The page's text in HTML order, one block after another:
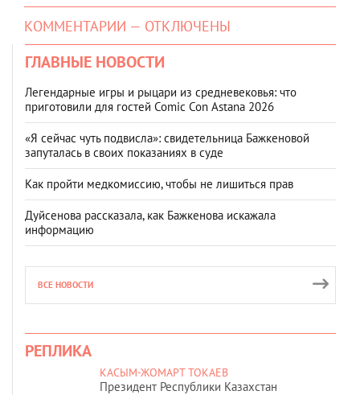
КОММЕНТАРИИ — ОТКЛЮЧЕНЫ
ГЛАВНЫЕ НОВОСТИ
Легендарные игры и рыцари из средневековья: что
приготовили для гостей Comic Con Astana 2026
«Я сейчас чуть подвисла»: свидетельница Бажкеновой
запуталась в своих показаниях в суде
Как пройти медкомиссию, чтобы не лишиться прав
Дуйсенова рассказала, как Бажкенова искажала
информацию
ВСЕ НОВОСТИ
РЕПЛИКА
КАСЫМ-ЖОМАРТ ТОКАЕВ
Президент Республики Казахстан